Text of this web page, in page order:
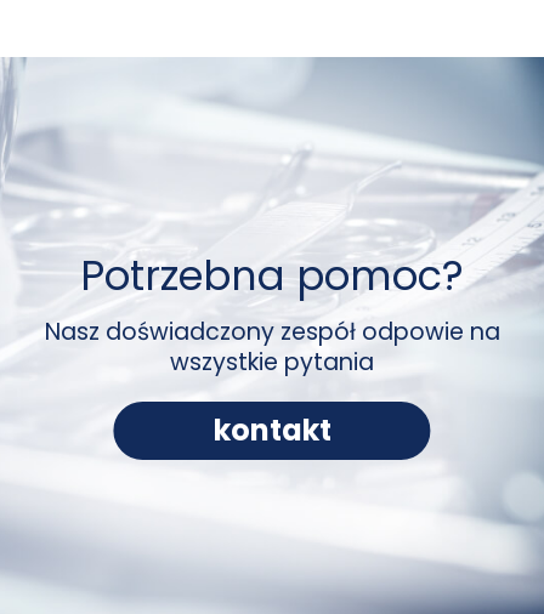
Potrzebna pomoc?
Nasz doświadczony zespół odpowie na
wszystkie pytania
kontakt